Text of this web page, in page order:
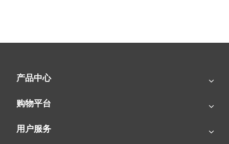
产品中心
购物平台
用户服务